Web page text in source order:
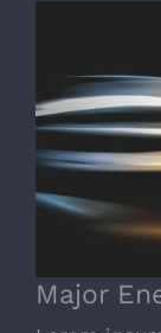
Major